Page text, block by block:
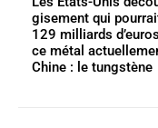
gisement qui
129 milliards
ce métal
Chine : le tungstène